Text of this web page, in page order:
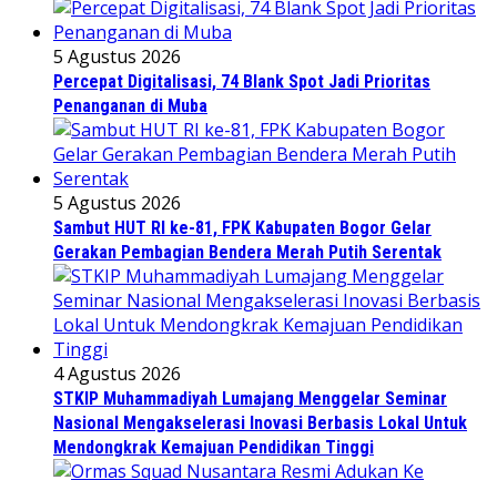
5 Agustus 2026
Percepat Digitalisasi, 74 Blank Spot Jadi Prioritas
Penanganan di Muba
5 Agustus 2026
Sambut HUT RI ke-81, FPK Kabupaten Bogor Gelar
Gerakan Pembagian Bendera Merah Putih Serentak
4 Agustus 2026
STKIP Muhammadiyah Lumajang Menggelar Seminar
Nasional Mengakselerasi Inovasi Berbasis Lokal Untuk
Mendongkrak Kemajuan Pendidikan Tinggi